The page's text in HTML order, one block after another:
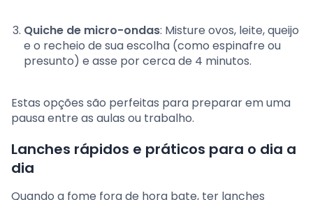
Quiche de micro-ondas: Misture ovos, leite, queijo
e o recheio de sua escolha (como espinafre ou
presunto) e asse por cerca de 4 minutos.
Estas opções são perfeitas para preparar em uma
pausa entre as aulas ou trabalho.
Lanches rápidos e práticos para o dia a
dia
Quando a fome fora de hora bate, ter lanches